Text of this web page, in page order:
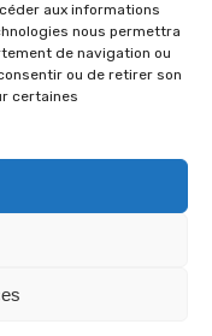
aux informations
nous permettra
de navigation ou
ou de retirer son
certaines